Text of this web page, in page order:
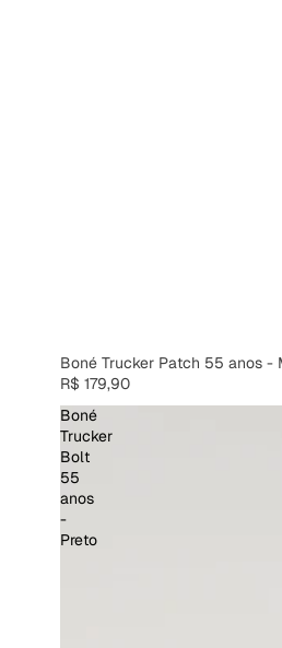
Boné Trucker Patch 55 anos -
R$ 179,90
Boné
Trucker
Bolt
55
anos
-
Preto